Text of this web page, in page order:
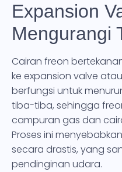
Expansion
Mengurangi
Cairan freon
ke expansion valve
berfungsi untuk
tiba-tiba, sehingga
campuran gas dan
Proses ini
secara drastis, yang
pendinginan udara.